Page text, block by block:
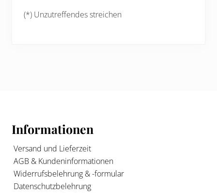
(*) Unzutreffendes streichen
Informationen
Versand und Lieferzeit
AGB & Kundeninformationen
Widerrufsbelehrung & -formular
Datenschutzbelehrung